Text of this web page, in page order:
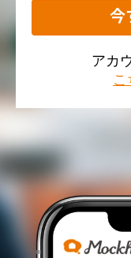
今
アカ